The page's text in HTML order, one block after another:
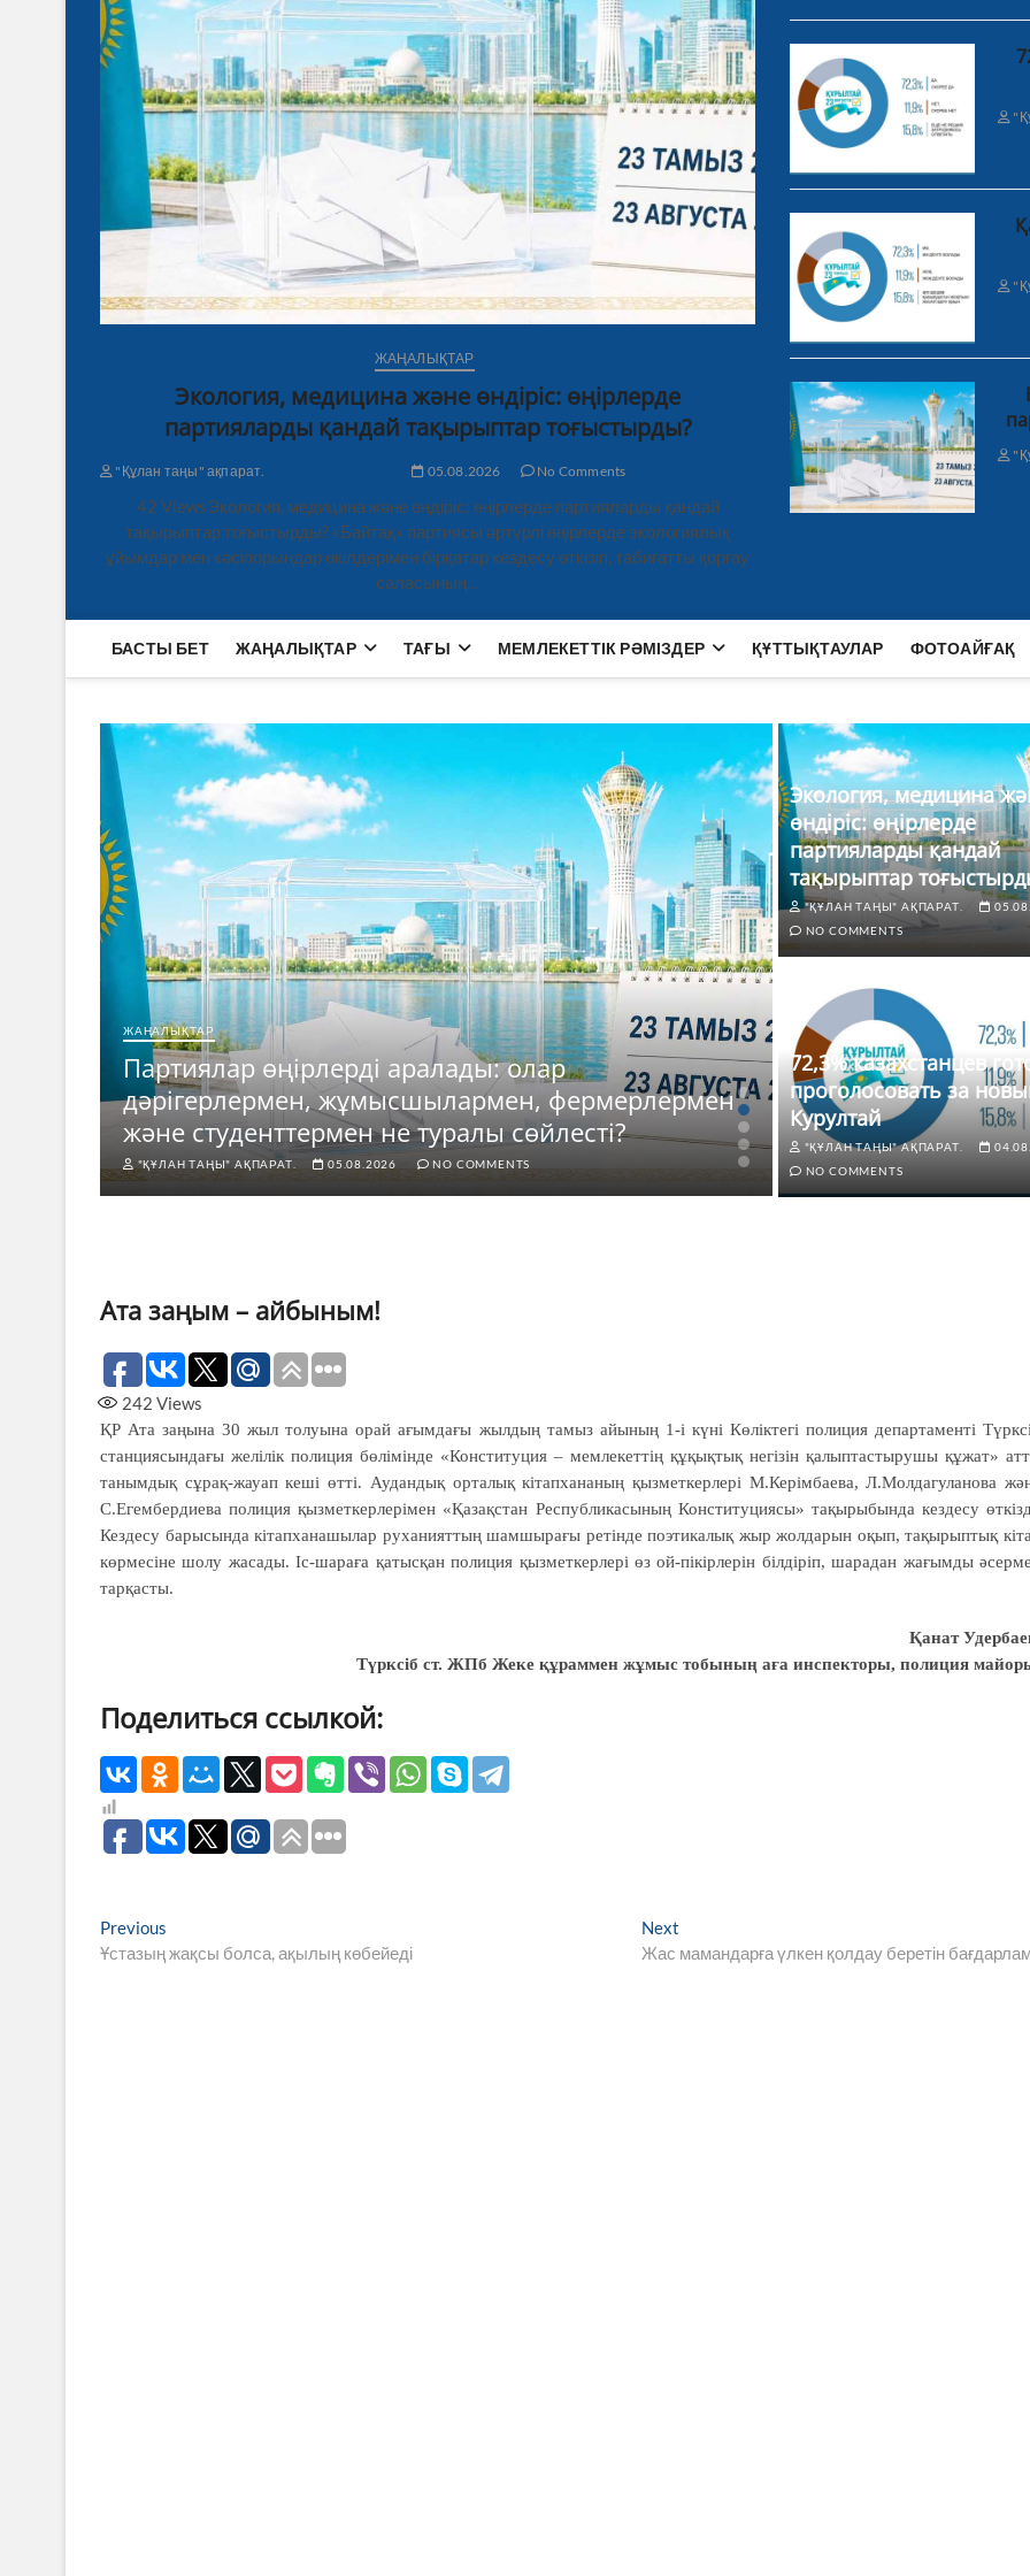
ЖАҢАЛЫҚТАР
Экология, медицина және өндіріс: өңірлерде
партияларды қандай тақырыптар тоғыстырды?
"Құлан таңы" ақпарат. 05.08.2026 No Comments
42 ViewsЭкология, медицина және өндіріс: өңірлерде партияларды қандай
тақырыптар тоғыстырды? «Байтақ» партиясы әртүрлі өңірлерде экологиялық
ұйымдар мен кәсіпорындар өкілдерімен бірқатар кездесу өткізіп, табиғатты қорғау
саласының…
БАСТЫ БЕТ ЖАҢАЛЫҚТАР ТАҒЫ МЕМЛЕКЕТТІК РӘМІЗДЕР ҚҰТТЫҚТАУЛАР ФОТОАЙҒАҚ
ЖАҢАЛЫҚТАР
Партиялар өңірлерді аралады: олар
дәрігерлермен, жұмысшылармен, фермерлермен
және студенттермен не туралы сөйлесті?
"ҚҰЛАН ТАҢЫ" АҚПАРАТ. 05.08.2026 NO COMMENTS
ЖАҢАЛЫҚТАР
72,3%
новый Курултай
Экология, медицина
өндіріс: өңірлерде
партияларды қандай
тақырыптар
"ҚҰЛАН ТАҢЫ" АҚПАРАТ.
NO COMMENTS
72,3% казахстанцев
проголосовать за
Курултай
"ҚҰЛАН ТАҢЫ" АҚПАРАТ.
NO COMMENTS
Ата заңым – айбыным!
242 Views
ҚР Ата заңына 30 жыл толуына орай ағымдағы жылдың тамыз айының 1-і күні Көліктегі полиция департаменті
станциясындағы желілік полиция бөлімінде «Конституция – мемлекеттің құқықтық негізін қалыптастырушы құжат»
танымдық сұрақ-жауап кеші өтті. Аудандық орталық кітапхананың қызметкерлері М.Керімбаева, Л.Молдагуланова
С.Егембердиева полиция қызметкерлерімен «Қазақстан Республикасының Конституциясы» тақырыбында кездесу
Кездесу барысында кітапханашылар руханияттың шамшырағы ретінде поэтикалық жыр жолдарын оқып, тақырыптық
көрмесіне шолу жасады. Іс-шараға қатысқан полиция қызметкерлері өз ой-пікірлерін білдіріп, шарадан жағымды
тарқасты.
Қанат
Түрксіб ст. ЖПб Жеке құраммен жұмыс тобының аға инспекторы, полиция
Поделиться ссылкой:
Навигация
по
Previous
post:
Ұстазың жақсы болса, ақылың көбейеді
Next
post:
Жас мамандарға үлкен қолдау беретін